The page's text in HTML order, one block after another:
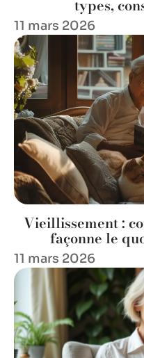
types,
11 mars 2026
Vieillissement :
façonne le
11 mars 2026